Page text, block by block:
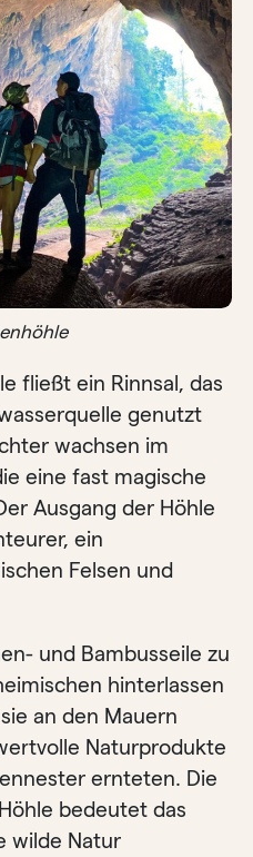
fließt ein Rinnsal, das
genutzt
wachsen im
eine fast magische
Ausgang der Höhle
ein
Felsen und
und Bambusseile zu
hinterlassen
an den Mauern
Naturprodukte
ernteten. Die
bedeutet das
wilde Natur